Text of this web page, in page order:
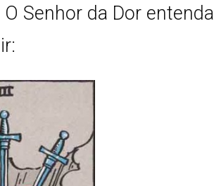
Senhor da Dor entenda